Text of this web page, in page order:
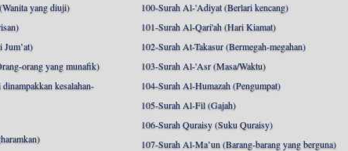
yang diuji)
Jum’at)
orang yang munafik)
kesalahan-
100-Surah Al-'Adiyat (Berlari kencang)
101-Surah Al-Qari'ah (Hari Kiamat)
102-Surah At-Takasur (Bermegah-megahan)
103-Surah Al-'Asr (Masa/Waktu)
104-Surah Al-Humazah (Pengumpat)
105-Surah Al-Fil (Gajah)
106-Surah Quraisy (Suku Quraisy)
107-Surah Al-Ma’un (Barang-barang yang berguna)